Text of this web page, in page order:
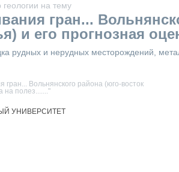
на тему
гран...
и его прогнозная
рудных и нерудных месторождений,
Вольнянского района (юго-восток
на полез......."
УНИВЕРСИТЕТ